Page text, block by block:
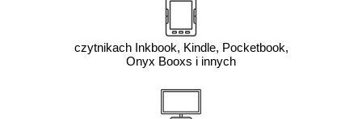
czytnikach Inkbook, Kindle, Pocketbook,
Onyx Booxs i innych